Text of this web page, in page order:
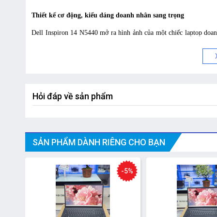
Màu sắc
Xanh
Thiết kế cơ động, kiểu dáng doanh nhân sang trọng
Dell Inspiron 14 N5440 mở ra hình ảnh của một chiếc laptop
Từng đường bo cong nhẹ nhàng, từng bề mặt được xử lý tỉ mỉ
Hỏi đáp về sản phẩm
SẢN PHẨM DÀNH RIÊNG CHO BẠN
-5%